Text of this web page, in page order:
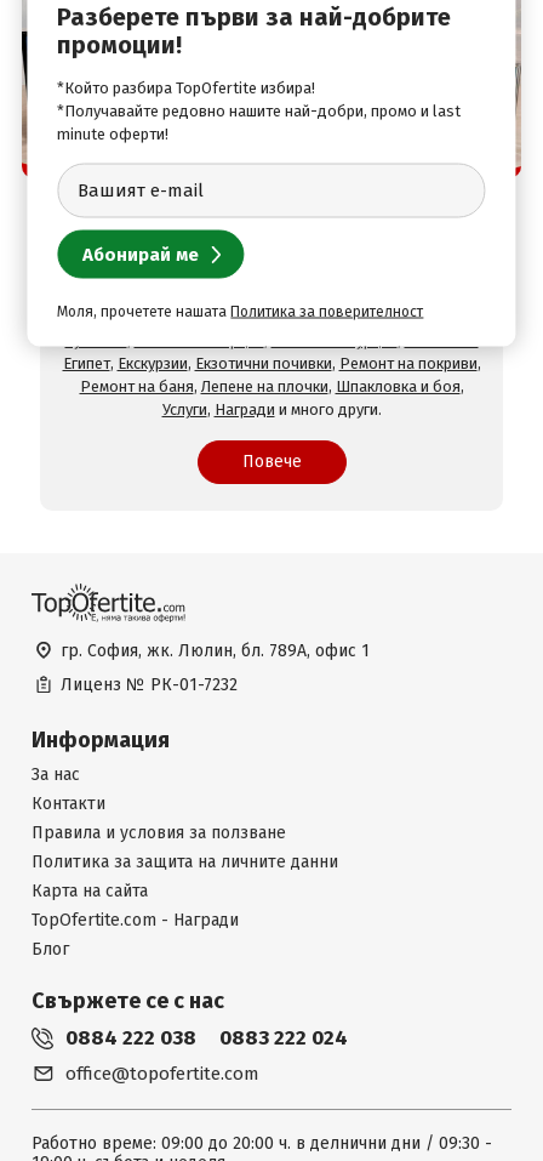
Защо да изберете нас
TopOfertite.com - най-предпочитан онлайн сайт
за почивки и услуги с отстъпки
При нас ще намерите оферти за
СПА хотели
Хисаря,Хотели в Сандански,Хотели в Девин,Почивки в
Египет, Екскурзии, Екзотични почивки, Ремонт на покриви,
Ремонт на баня, Лепене на плочки, Шпакловка и боя,
Услуги, Награди и много други.
Повече
гр. София, жк. Люлин, бл. 789А, офис 1
Лиценз № РК-01-7232
Информация
За нас
Контакти
Правила и условия за ползване
Политика за защита на личните данни
Карта на сайта
TopOfertite.com - Награди
Блог
Свържете се с нас
0884 222 038 0883 222 024
office@topofertite.com
Работно време: 09:00 до 20:00 ч. в делнични дни / 09:30 -
Разберете първи за най-добрите
промоции!
*Който разбира TopOfertite избира!
*Получавайте редовно нашите най-добри, промо и last
minute оферти!
Моля, прочетете нашатаПолитика за поверителност